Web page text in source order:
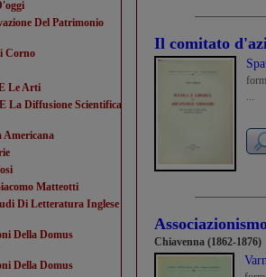
Del Patrimonio
Corno
Le Arti
La Diffusione Scientifica
Americana
Matteotti
Di Letteratura Inglese
Della Domus
Della Domus
Il comitato
...
Chiavenna (1862-1876)